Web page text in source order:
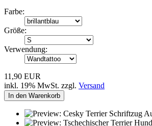
Farbe:
Größe:
Verwendung:
11,90 EUR
inkl. 19% MwSt. zzgl. Versand
In den Warenkorb